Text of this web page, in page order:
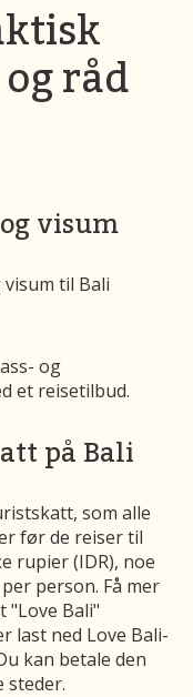
råd
visum
til Bali
og
et reisetilbud.
på Bali
som alle
før de reiser til
rupier (IDR), noe
person. Få mer
"Love Bali"
last ned Love Bali-
kan betale den
steder.